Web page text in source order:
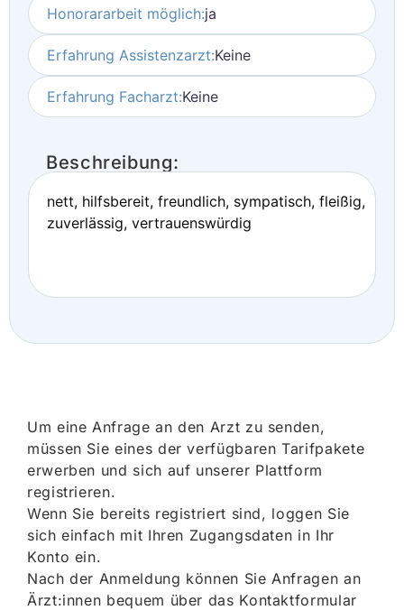
Honorararbeit möglich:ja
Erfahrung Assistenzarzt:Keine
Erfahrung Facharzt:Keine
Beschreibung:
nett, hilfsbereit, freundlich, sympatisch, fleißig,
zuverlässig, vertrauenswürdig
Um eine Anfrage an den Arzt zu senden,
müssen Sie eines der verfügbaren Tarifpakete
erwerben und sich auf unserer Plattform
registrieren.
Wenn Sie bereits registriert sind, loggen Sie
sich einfach mit Ihren Zugangsdaten in Ihr
Konto ein.
Nach der Anmeldung können Sie Anfragen an
Ärzt:innen bequem über das Kontaktformular